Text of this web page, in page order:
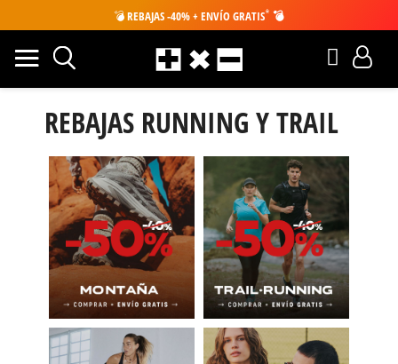
💣REBAJAS -40% + ENVÍO GRATIS* 💣
REBAJAS RUNNING Y TRAIL